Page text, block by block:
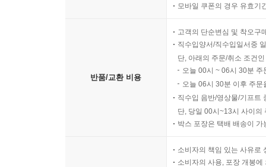
모바일 쿠폰의 경우 유효기
반품/교환 비용
고객의 단순변심 및 착오구
직수입양서/직수입일서중
단, 아래의 주문/취소 조건
오늘 00시 ~ 06시 30분
오늘 06시 30분 이후 주
직수입 음반/영상물/기프트
단, 당일 00시~13시 사이의
박스 포장은 택배 배송이
소비자의 책임 있는 사유로
소비자의 사용, 포장 개봉